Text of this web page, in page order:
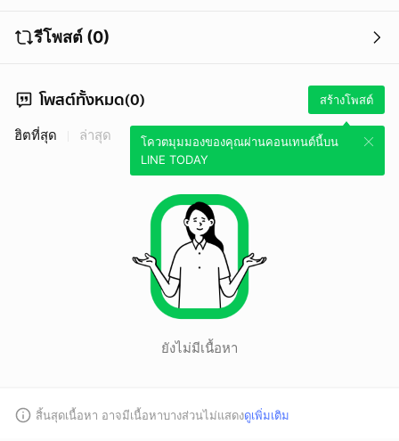
รีโพสต์ (0)
โพสต์ทั้งหมด(0) สร้างโพสต์
โควตมุมมองของคุณผ่านคอนเทนต์นี้บน
LINE TODAY
ฮิตที่สุด ล่าสุด
ยังไม่มีเนื้อหา
สิ้นสุดเนื้อหา อาจมีเนื้อหาบางส่วนไม่แสดงดูเพิ่มเติม